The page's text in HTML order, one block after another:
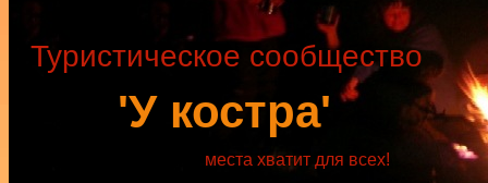
'У костра'
Туристическое сообщество
места хватит для всех!